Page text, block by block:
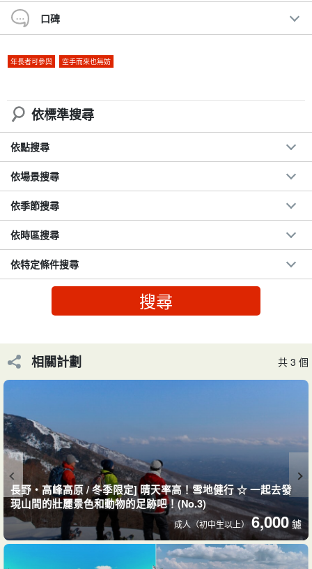
自然探索與茶點時間
海拔 1,000 公尺的壯觀單車旅程！
舒適悠閒地騎乘在安全的森林道路上。
◆8-70 歲。來自以下各年齡層的人士參與
◆ 具備電力輔助的電動自行車，即使您對自己的體能沒有信
什麼是電動自行車，什麼是簡易「電動自行車」？
電動輔助的「電動自行車」意味著您不需要對自己的體能有自信！
這款自行車不費力就能輕鬆攜帶前行，讓您舒適地享受騎乘單車的
樂趣，並帶有野餐的感覺。
口碑
年長者可參與 空手而來也無妨
依標準搜尋
依點搜尋
依場景搜尋
依季節搜尋
依時區搜尋
依特定條件搜尋
相關計劃 共 3 個
長野・高峰高原 / 冬季限定] 晴天率高！雪地健行 ☆ 一起去發
現山間的壯麗景色和動物的足跡吧！(No.3)
成人（初中生以上）6,000 鑢